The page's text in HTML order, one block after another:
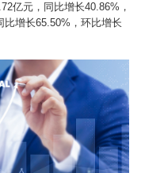
亿元，同比增长40.86%，
增长65.50%，环比增长
心成长曲线。